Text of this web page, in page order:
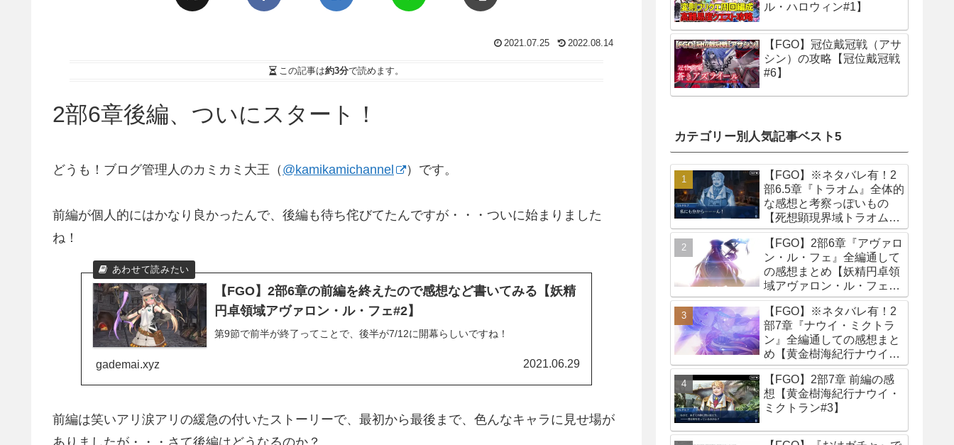
2021.07.25 2022.08.14
この記事は約3分で読めます。
2部6章後編、ついにスタート！
どうも！ブログ管理人のカミカミ大王（ @kamikamichannel ）です。
前編が個人的にはかなり良かったんで、後編も待ち侘びてたんですが・・・ついに始まりました
ね！
【FGO】2部6章の前編を終えたので感想など書いてみる【妖精
円卓領域アヴァロン・ル・フェ#2】
第9節で前半が終了ってことで、後半が7/12に開幕らしいですね！
gademai.xyz 2021.06.29
前編は笑いアリ涙アリの緩急の付いたストーリーで、最初から最後まで、色んなキャラに見せ場が
ありましたが・・・さて後編はどうなるのか？
ル・ハロウィン#1】
【FGO】冠位戴冠戦（アサ
シン）の攻略【冠位戴冠戦
#6】
カテゴリー別人気記事ベスト5
【FGO】※ネタバレ有！2
部6.5章『トラオム』全体的
な感想と考察っぽいもの
【死想顕現界域トラオム
#6】
【FGO】2部6章『アヴァロ
ン・ル・フェ』全編通して
の感想まとめ【妖精円卓領
域アヴァロン・ル・フェ
#6】
【FGO】※ネタバレ有！2
部7章『ナウイ・ミクトラ
ン』全編通しての感想まと
め【黄金樹海紀行ナウイ・
ミクトラン#7】
【FGO】2部7章 前編の感
想【黄金樹海紀行ナウイ・
ミクトラン#3】